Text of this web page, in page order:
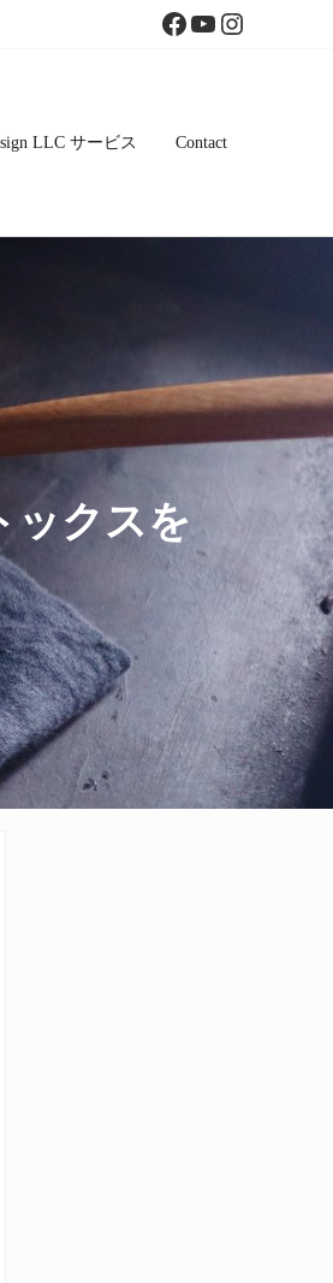
Facebook
YouTube
Instagram
LLC サービス Contact
ックスを